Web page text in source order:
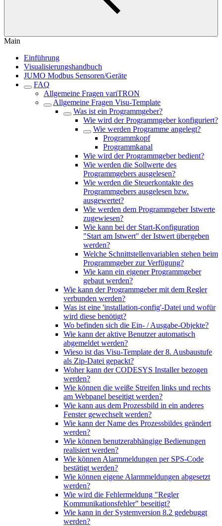
Main
Einführung
Visualisierungshandbuch
JUMO Modbus Sensoren/Geräte
FAQ
Allgemeine Fragen variTRON
Allgemeine Fragen Visu-Template
Was ist ein Programmgeber?
Wie wird der Programmgeber konfiguriert?
Wie werden Programme angelegt?
Programmkopf
Programmkanal
Wie wird der Programmgeber bedient?
Wie werden die Sollwerte des
Programmgebers ausgelesen?
Wie werden die Steuerkontakte des
Programmgebers ausgelesen bzw.
ausgewertet?
Wie werden dem Programmgeber Istwerte
zugewiesen?
Wie kann bei der Start-Konfiguration
"Start am Istwert" der Istwert übergeben
werden?
Welche Schnittstellenvariablen stehen beim
Programmgeber zur Verfügung?
Wie kann ein eigener Programmgeber
gebaut werden?
Wie kann der Programmgeber mit dem Regler
verbunden werden?
Was ist eine 'installation-config'-Datei und wofür
wird diese benötigt?
Wo befinden sich die Ein- / Ausgabe-Objekte?
Wie kann der aktive Benutzer automatisch
abgemeldet werden?
Wieso ist das Visu-Template der 8. Ausbaustufe
als Zip-Datei gepackt?
Woher kann der CODESYS Installer bezogen
werden?
Wie können die weiße Streifen links und rechts
am Webpanel beseitigt werden?
Wie kann aus dem Prozessbild in ein anderes
Fenster gewechselt werden?
Wie kann der Name des Prozessbildes geändert
werden?
Wie können benutzerabhängige Bedienungen
realisiert werden?
Wie können Alarmmeldungen per SPS-Code
bestätigt werden?
Wie können eigene Alarmmeldungen abgesetzt
werden?
Wie wird die Fehlermeldung "Regler
Kommunikationsfehler" beseitigt?
Wie kann in der Systemversion 8.2 gedebuggt
werden?